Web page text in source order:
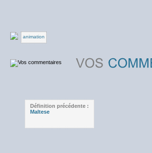
animation
Définition précédente :
Maltese